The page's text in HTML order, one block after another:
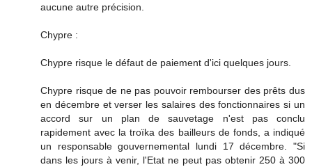
aucune autre précision.
Chypre :
Chypre risque le défaut de paiement d'ici quelques jours.
Chypre risque de ne pas pouvoir rembourser des prêts dus
en décembre et verser les salaires des fonctionnaires si un
accord sur un plan de sauvetage n'est pas conclu
rapidement avec la troïka des bailleurs de fonds, a indiqué
un responsable gouvernemental lundi 17 décembre. "Si
dans les jours à venir, l'Etat ne peut pas obtenir 250 à 300